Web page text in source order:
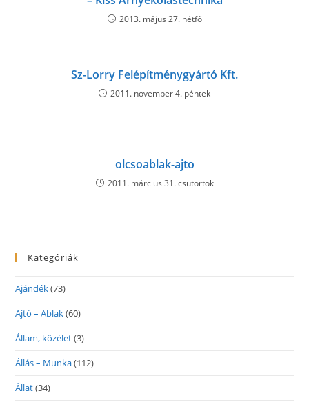
2013. május 27. hétfő
Sz-Lorry Felépítménygyártó Kft.
2011. november 4. péntek
olcsoablak-ajto
2011. március 31. csütörtök
Kategóriák
Ajándék(73)
Ajtó – Ablak(60)
Állam, közélet(3)
Állás – Munka(112)
Állat(34)